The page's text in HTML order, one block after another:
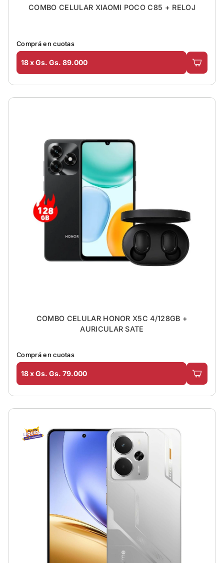
COMBO CELULAR XIAOMI POCO C85 + RELOJ
Comprá en cuotas
18 x Gs. Gs. 89.000
COMBO CELULAR HONOR X5C 4/128GB +
AURICULAR SATE
Comprá en cuotas
18 x Gs. Gs. 79.000